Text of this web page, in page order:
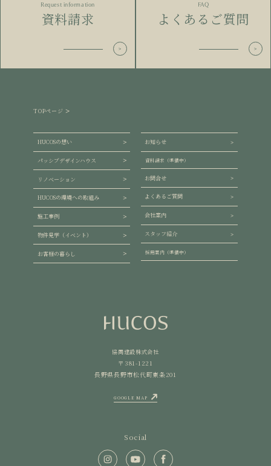
Request information
資料請求
FAQ
よくあるご質問
協同建設株式会社
〒381-1221
長野県長野市松代町東条201
GOOGLE MAP
Social
TOPページ
HUCOSの想い
パッシブデザインハウス
リノベーション
HUCOSの環境への取組み
施工事例
物件見学（イベント）
お客様の暮らし
お知らせ
資料請求（準備中）
お問合せ
よくあるご質問
会社案内
スタッフ紹介
採用案内（準備中）